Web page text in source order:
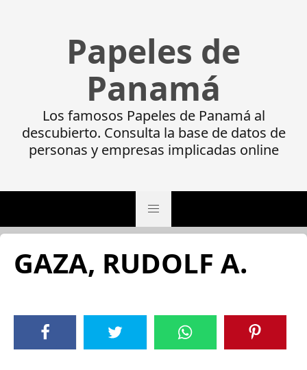
Papeles de
Panamá
Los famosos Papeles de Panamá al
descubierto. Consulta la base de datos de
personas y empresas implicadas online
GAZA, RUDOLF A.